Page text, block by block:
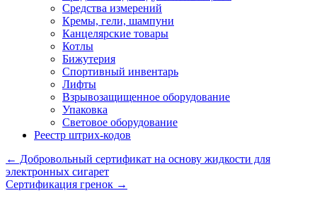
Средства измерений
Кремы, гели, шампуни
Канцелярские товары
Котлы
Бижутерия
Спортивный инвентарь
Лифты
Взрывозащищенное оборудование
Упаковка
Световое оборудование
Реестр штрих-кодов
← Добровольный сертификат на основу жидкости для
электронных сигарет
Сертификация гренок →